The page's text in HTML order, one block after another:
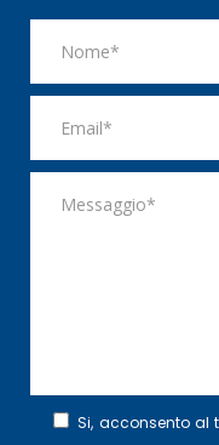
Si, acconsento al